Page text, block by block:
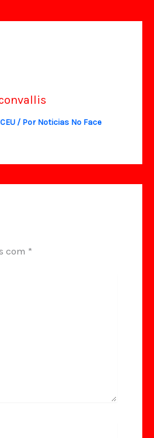
/ Por Noticias No Face
com *